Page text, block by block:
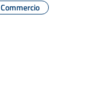
Commercio